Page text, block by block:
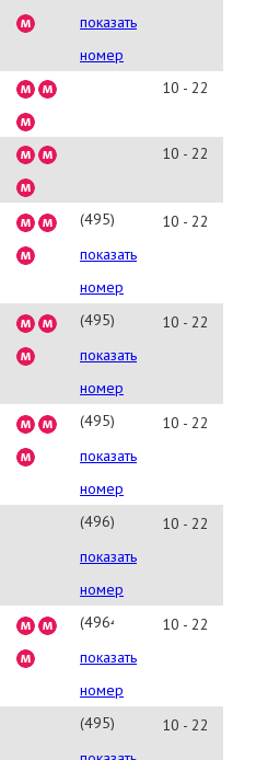
780-
79-
показать
номер
10 - 22
10 - 22
(495)
164-
68-
11
показать
номер
10 - 22
(495)
651-
95-
51
показать
номер
10 - 22
(495)
955-
91-
63
показать
номер
10 - 22
(496)
432-
30-
26
показать
номер
10 - 22
(49640)
4-
54-
75
показать
номер
10 - 22
(495)
556-
10 - 22